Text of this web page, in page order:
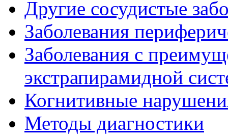
Другие сосудистые
Заболевания
Заболевания с
экстрапирамидной
Когнитивные
Методы диагностики